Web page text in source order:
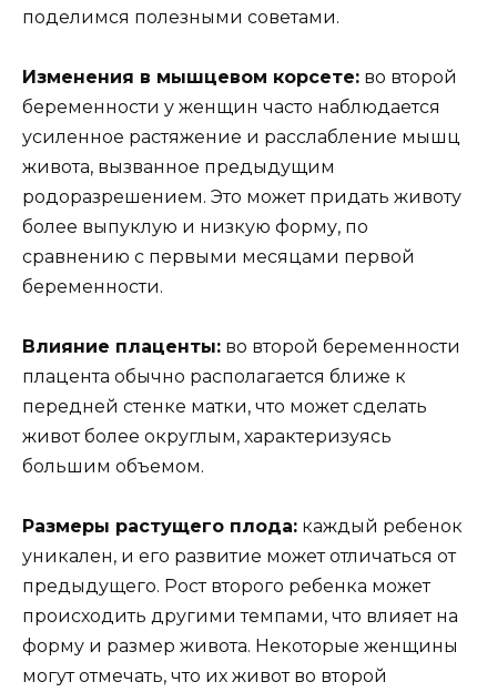
поделимся полезными советами.
Изменения в мышцевом корсете: во второй
беременности у женщин часто наблюдается
усиленное растяжение и расслабление мышц
живота, вызванное предыдущим
родоразрешением. Это может придать животу
более выпуклую и низкую форму, по
сравнению с первыми месяцами первой
беременности.
Влияние плаценты: во второй беременности
плацента обычно располагается ближе к
передней стенке матки, что может сделать
живот более округлым, характеризуясь
большим объемом.
Размеры растущего плода: каждый ребенок
уникален, и его развитие может отличаться от
предыдущего. Рост второго ребенка может
происходить другими темпами, что влияет на
форму и размер живота. Некоторые женщины
могут отмечать, что их живот во второй